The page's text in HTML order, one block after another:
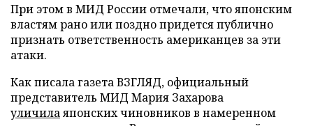
При этом в МИД России отмечали, что японским
властям рано или поздно придется публично
признать ответственность американцев за эти
атаки.
Как писала газета ВЗГЛЯД, официальный
представитель МИД Мария Захарова
уличилаяпонских чиновников в намеренном